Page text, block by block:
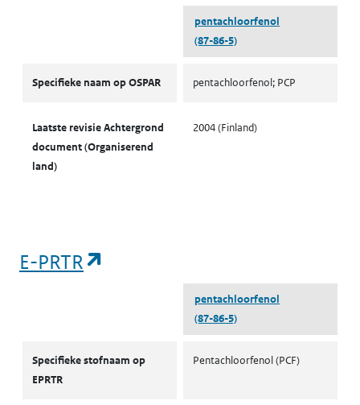
pentachloorfenol
(87-86-5)
Specifieke naam op OSPAR pentachloorfenol; PCP
Laatste revisie Achtergrond
document (Organiserend
land)
2004 (Finland)
E-PRTR
pentachloorfenol
(87-86-5)
Specifieke stofnaam op
EPRTR
Pentachloorfenol (PCF)